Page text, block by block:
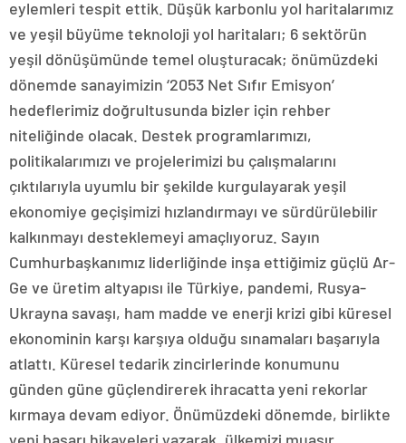
eylemleri tespit ettik. Düşük karbonlu yol haritalarımız
ve yeşil büyüme teknoloji yol haritaları; 6 sektörün
yeşil dönüşümünde temel oluşturacak; önümüzdeki
dönemde sanayimizin ‘2053 Net Sıfır Emisyon’
hedeflerimiz doğrultusunda bizler için rehber
niteliğinde olacak. Destek programlarımızı,
politikalarımızı ve projelerimizi bu çalışmalarını
çıktılarıyla uyumlu bir şekilde kurgulayarak yeşil
ekonomiye geçişimizi hızlandırmayı ve sürdürülebilir
kalkınmayı desteklemeyi amaçlıyoruz. Sayın
Cumhurbaşkanımız liderliğinde inşa ettiğimiz güçlü Ar-
Ge ve üretim altyapısı ile Türkiye, pandemi, Rusya-
Ukrayna savaşı, ham madde ve enerji krizi gibi küresel
ekonominin karşı karşıya olduğu sınamaları başarıyla
atlattı. Küresel tedarik zincirlerinde konumunu
günden güne güçlendirerek ihracatta yeni rekorlar
kırmaya devam ediyor. Önümüzdeki dönemde, birlikte